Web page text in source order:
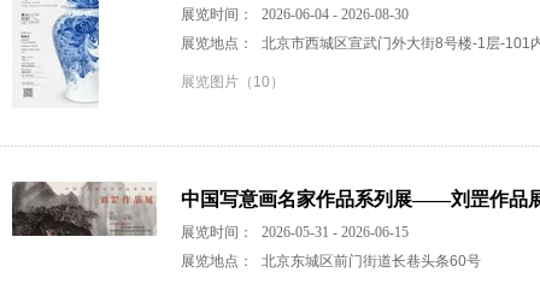
展览时间：
2026-06-04 - 2026-08-30
展览地点：
北京市西城区宣武门外大街8号楼-1层-101
展览图片（10）
中国写意画名家作品系列展——刘罡作品
展览时间：
2026-05-31 - 2026-06-15
展览地点：
北京东城区前门街道长巷头条60号